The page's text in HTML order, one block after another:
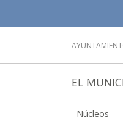
EL
Núcleos